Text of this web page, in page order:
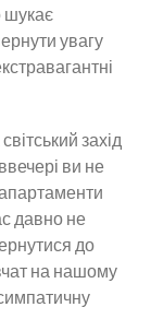
шукає
увагу
захід
ви не
давно не
до
на нашому